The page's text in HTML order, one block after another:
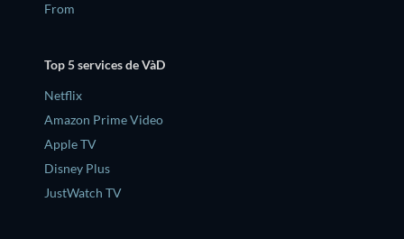
From
Top 5 services de VàD
Netflix
Amazon Prime Video
Apple TV
Disney Plus
JustWatch TV